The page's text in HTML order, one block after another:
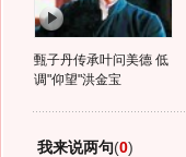
甄子丹传承叶问美德 低
调"仰望"洪金宝
我来说两句(0)